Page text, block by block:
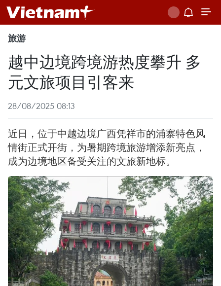
旅游
越中边境跨境游热度攀升 多
元文旅项目引客来
28/08/2025 08:13
近日，位于中越边境广西凭祥市的浦寨特色风
情街正式开街，为暑期跨境旅游增添新亮点，
成为边境地区备受关注的文旅新地标。